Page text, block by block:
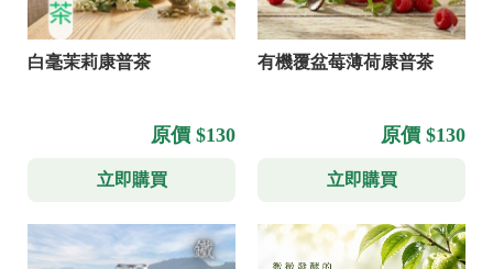
白毫茉莉康普茶
原價 $130
立即購買
有機覆盆莓薄荷康普茶
原價 $130
立即購買